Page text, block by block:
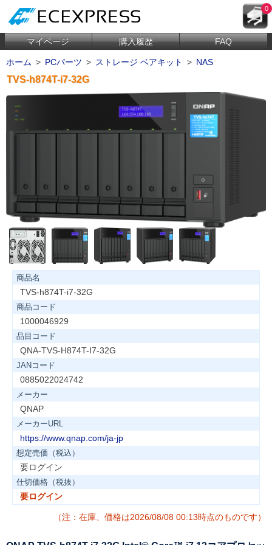
0
マイページ 購入履歴 FAQ
ホーム > PCパーツ > ストレージ ベアキット > NAS
TVS-h874T-i7-32G
商品名
TVS-h874T-i7-32G
商品コード
1000046929
品目コード
QNA-TVS-H874T-I7-32G
JANコード
0885022024742
メーカー
QNAP
メーカーURL
https://www.qnap.com/ja-jp
想定売価（税込）
要ログイン
仕切価格（税抜）
要ログイン
（注：在庫、価格は2026/08/08 00:13時点のものです）